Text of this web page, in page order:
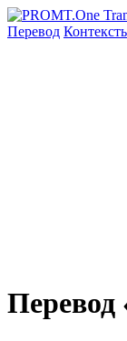
Перевод
Перевод